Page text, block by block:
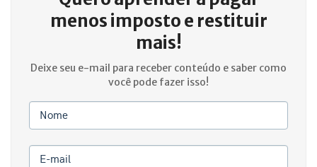
menos imposto e restituir
mais!
Deixe seu e-mail para receber conteúdo e saber como
você pode fazer isso!
Nome
E-mail